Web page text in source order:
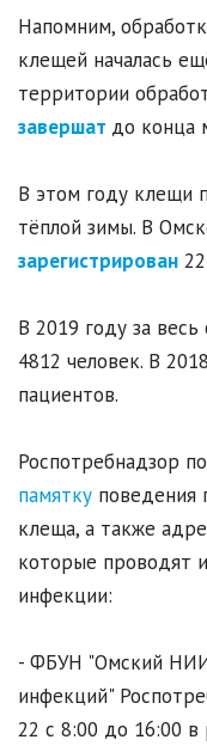
Напомним,
клещей началась
территории
завершат до конца
В этом году клещи
тёплой зимы. В
зарегистрирован
В 2019 году за
4812 человек. В
пациентов.
Роспотребнадзор
памятку поведения
клеща, а также
которые проводят
инфекции:
- ФБУН "Омский
инфекций"
22 с 8:00 до 16:00 в